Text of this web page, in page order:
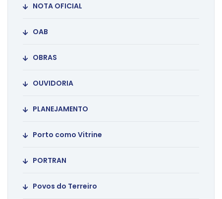
NOTA OFICIAL
OAB
OBRAS
OUVIDORIA
PLANEJAMENTO
Porto como Vitrine
PORTRAN
Povos do Terreiro